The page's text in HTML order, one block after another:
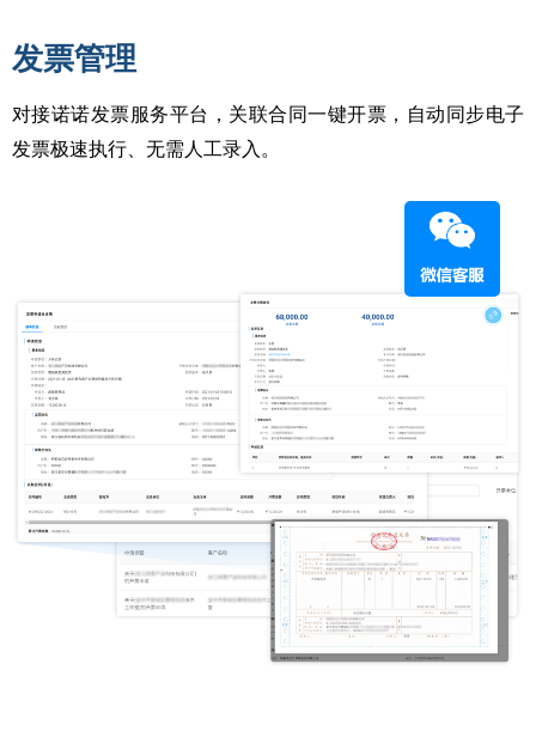
发票管理
对接诺诺发票服务平台，关联合同一键开票，自动同步电子
发票极速执行、无需人工录入。